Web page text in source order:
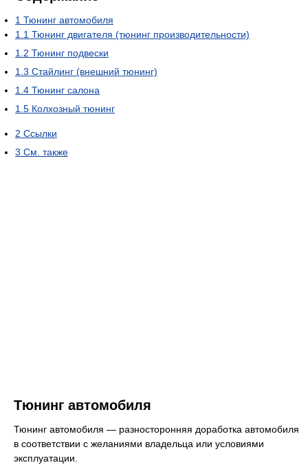
1 Тюнинг автомобиля
1.1 Тюнинг двигателя (тюнинг производительности)
1.2 Тюнинг подвески
1.3 Стайлинг (внешний тюнинг)
1.4 Тюнинг салона
1.5 Колхозный тюнинг
2 Ссылки
3 См. также
Тюнинг автомобиля
Тюнинг автомобиля — разносторонняя доработка автомобиля
в соответствии с желаниями владельца или условиями
эксплуатации.